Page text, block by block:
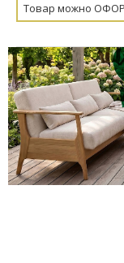
Товар можно